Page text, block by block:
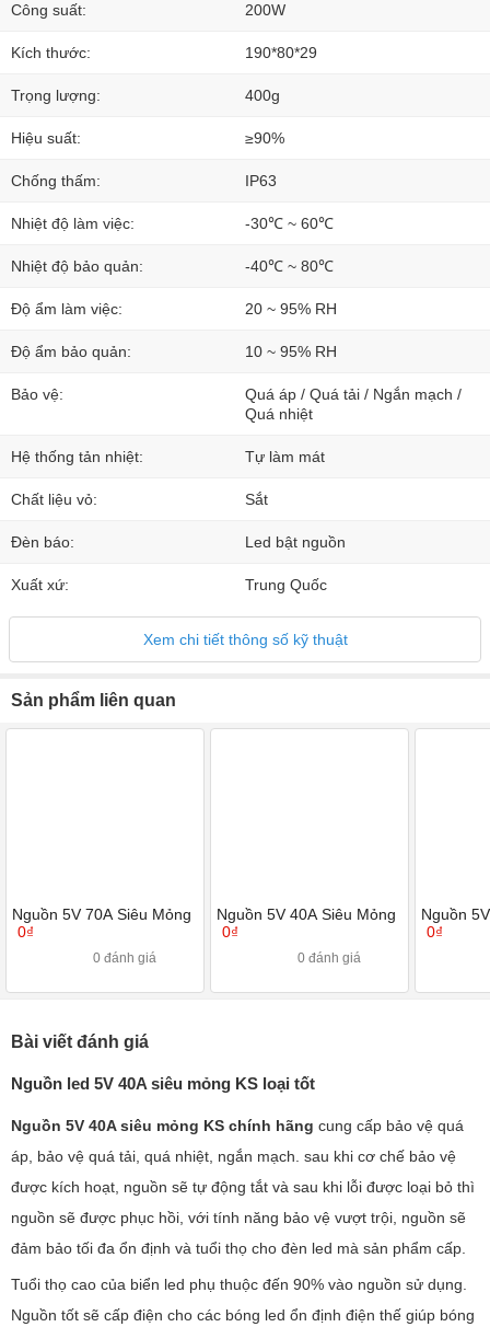
Công suất: 200W
Kích thước: 190*80*29
Trọng lượng: 400g
Hiệu suất: ≥90%
Chống thấm: IP63
Nhiệt độ làm việc: -30℃ ~ 60℃
Nhiệt độ bảo quản: -40℃ ~ 80℃
Độ ẩm làm việc: 20 ~ 95% RH
Độ ẩm bảo quản: 10 ~ 95% RH
Bảo vệ:
Quá áp / Quá tải / Ngắn mạch /
Quá nhiệt
Hệ thống tản nhiệt: Tự làm mát
Chất liệu vỏ: Sắt
Đèn báo: Led bật nguồn
Xuất xứ: Trung Quốc
Xem chi tiết thông số kỹ thuật
Sản phẩm liên quan
Nguồn 5V 70A Siêu Mỏng
0₫
0 đánh giá
Nguồn 5V 40A Siêu Mỏng
0₫
0 đánh giá
Nguồn
0₫
Bài viết đánh giá
Nguồn led 5V 40A siêu mỏng KS loại tốt
Nguồn 5V 40A siêu mỏng KS chính hãng cung cấp bảo vệ quá
áp, bảo vệ quá tải, quá nhiệt, ngắn mạch. sau khi cơ chế bảo vệ
được kích hoạt, nguồn sẽ tự động tắt và sau khi lỗi được loại bỏ thì
nguồn sẽ được phục hồi, với tính năng bảo vệ vượt trội, nguồn sẽ
đảm bảo tối đa ổn định và tuổi thọ cho đèn led mà sản phẩm cấp.
Tuổi thọ cao của biển led phụ thuộc đến 90% vào nguồn sử dụng.
Nguồn tốt sẽ cấp điện cho các bóng led ổn định điện thế giúp bóng